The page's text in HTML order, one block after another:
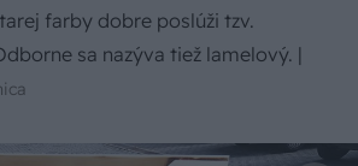
farby dobre poslúži tzv.
sa nazýva tiež lamelový. |